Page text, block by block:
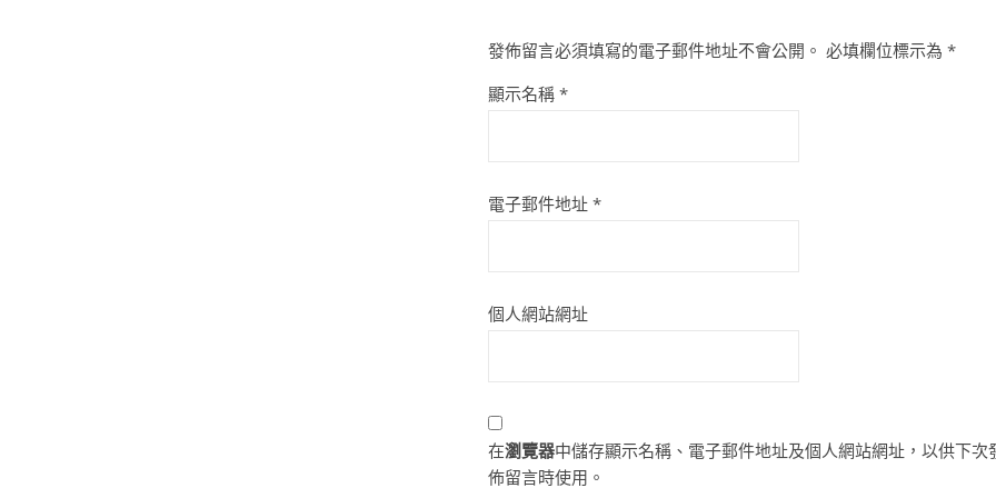
發佈留言必須填寫的電子郵件地址不會公開。 必填欄位標示為 *
顯示名稱 *
電子郵件地址 *
個人網站網址
在瀏覽器中儲存顯示名稱、電子郵件地址及個人網站網址，以供下次
佈留言時使用。